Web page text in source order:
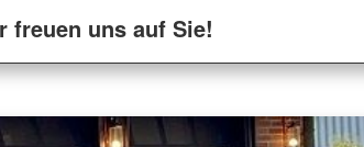
freuen uns auf Sie!